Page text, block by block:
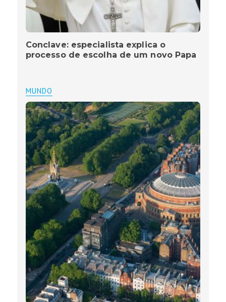
Conclave: especialista explica o
processo de escolha de um novo Papa
MUNDO